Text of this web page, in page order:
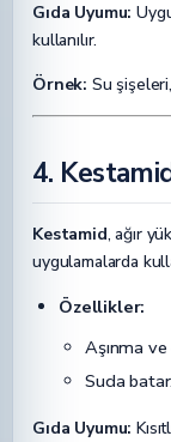
Gıda Uyumu:
kullanılır.
Örnek: Su
4.
Kestamid, ağır
uygulamalarda
Özellikler:
Aşınma ve
Suda batar.
Gıda Uyumu: